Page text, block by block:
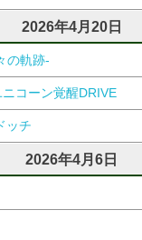
2026年4月20日
の軌跡-
コーン覚醒DRIVE
ッチ
2026年4月6日